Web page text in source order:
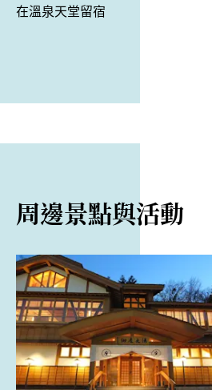
在溫泉天堂留宿
周邊景點與活動